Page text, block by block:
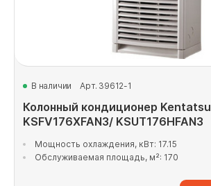
В наличии Арт. 39612-1
Колонный кондиционер Kentatsu
KSFV176XFAN3/ KSUT176HFAN3
Мощность охлаждения, кВт: 17.15
Обслуживаемая площадь, м²: 170